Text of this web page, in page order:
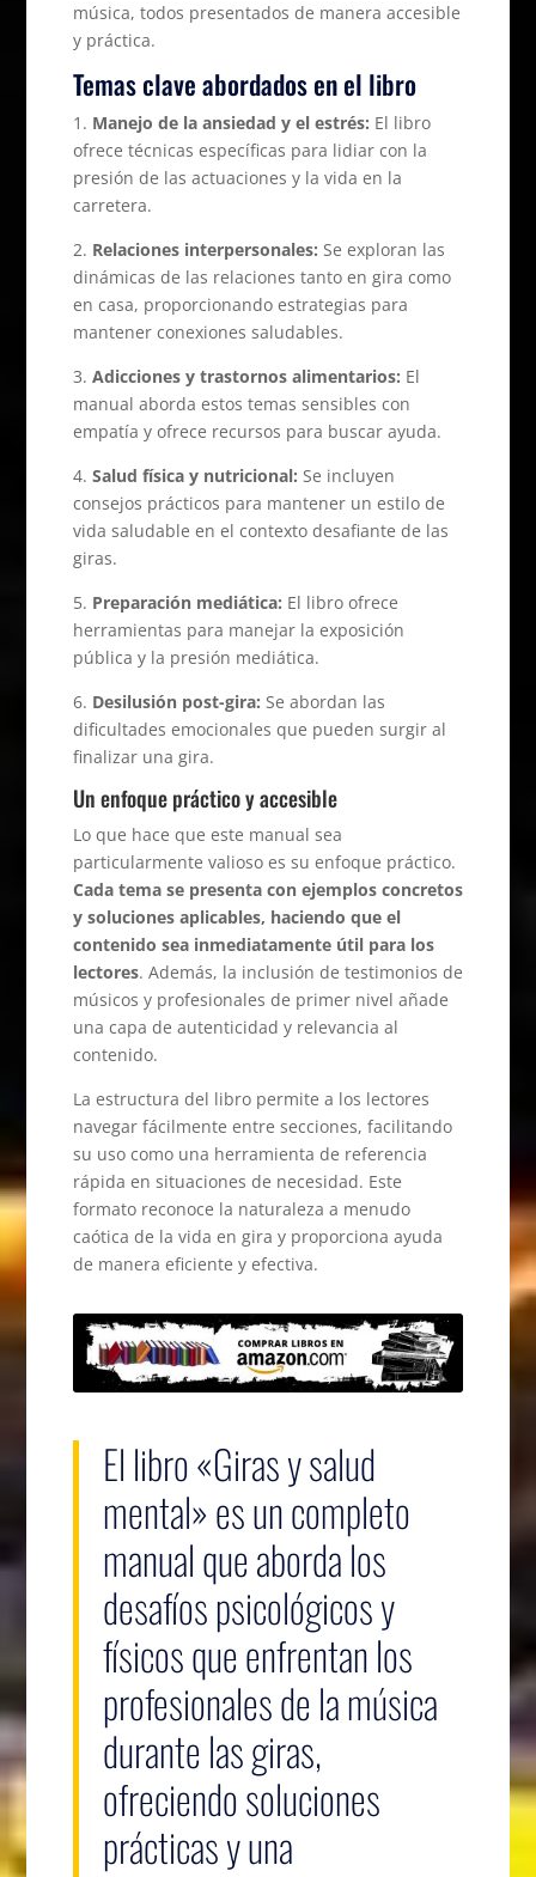
música, todos presentados de manera accesible
y práctica.
Temas clave abordados en el libro
1. Manejo de la ansiedad y el estrés: El libro
ofrece técnicas específicas para lidiar con la
presión de las actuaciones y la vida en la
carretera.
2. Relaciones interpersonales: Se exploran las
dinámicas de las relaciones tanto en gira como
en casa, proporcionando estrategias para
mantener conexiones saludables.
3. Adicciones y trastornos alimentarios: El
manual aborda estos temas sensibles con
empatía y ofrece recursos para buscar ayuda.
4. Salud física y nutricional: Se incluyen
consejos prácticos para mantener un estilo de
vida saludable en el contexto desafiante de las
giras.
5. Preparación mediática: El libro ofrece
herramientas para manejar la exposición
pública y la presión mediática.
6. Desilusión post-gira: Se abordan las
dificultades emocionales que pueden surgir al
finalizar una gira.
Un enfoque práctico y accesible
Lo que hace que este manual sea
particularmente valioso es su enfoque práctico.
Cada tema se presenta con ejemplos concretos
y soluciones aplicables, haciendo que el
contenido sea inmediatamente útil para los
lectores. Además, la inclusión de testimonios de
músicos y profesionales de primer nivel añade
una capa de autenticidad y relevancia al
contenido.
La estructura del libro permite a los lectores
navegar fácilmente entre secciones, facilitando
su uso como una herramienta de referencia
rápida en situaciones de necesidad. Este
formato reconoce la naturaleza a menudo
caótica de la vida en gira y proporciona ayuda
de manera eficiente y efectiva.
El libro «Giras y salud
mental» es un completo
manual que aborda los
desafíos psicológicos y
físicos que enfrentan los
profesionales de la música
durante las giras,
ofreciendo soluciones
prácticas y una